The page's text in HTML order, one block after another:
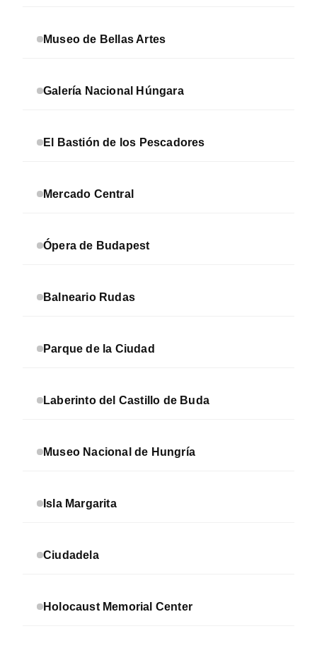
Museo de Bellas Artes
Galería Nacional Húngara
El Bastión de los Pescadores
Mercado Central
Ópera de Budapest
Balneario Rudas
Parque de la Ciudad
Laberinto del Castillo de Buda
Museo Nacional de Hungría
Isla Margarita
Ciudadela
Holocaust Memorial Center